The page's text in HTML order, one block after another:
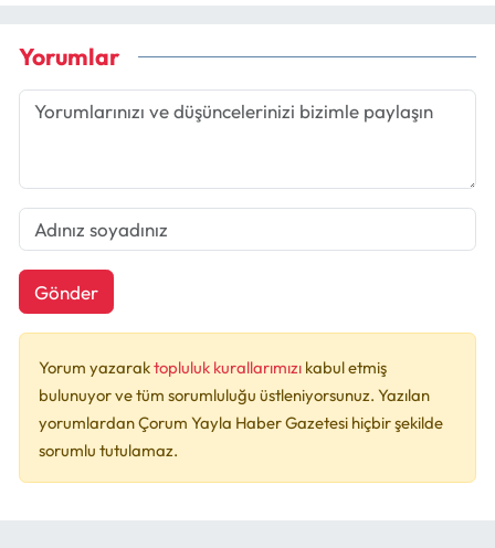
Yorumlar
Gönder
Yorum yazaraktopluluk kurallarımızı kabul etmiş
bulunuyor ve tüm sorumluluğu üstleniyorsunuz. Yazılan
yorumlardan Çorum Yayla Haber Gazetesi hiçbir şekilde
sorumlu tutulamaz.